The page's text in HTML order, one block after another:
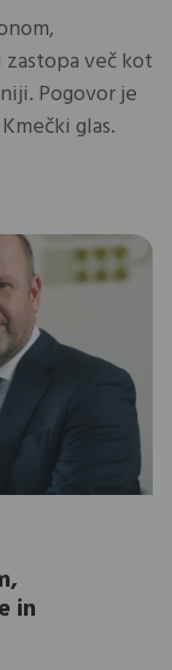
več kot
Pogovor je
glas.
in